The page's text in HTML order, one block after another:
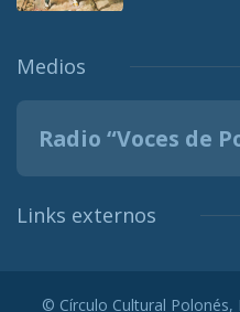
Medios
Radio “Voces de
Links externos
© Círculo Cultural